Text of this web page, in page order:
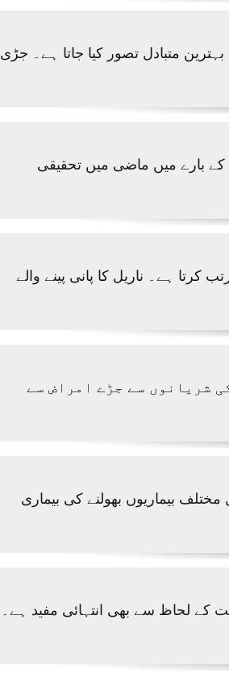
متبادل تصور کیا جاتا ہے۔ جڑی
بارے میں ماضی میں تحقیقی
کرتا ہے۔ ناریل کا پانی پینے والے
شریانوں سے جڑے امراض سے
بیماریوں بھولنے کی بیماری
لحاظ سے بھی انتہائی مفید ہے۔